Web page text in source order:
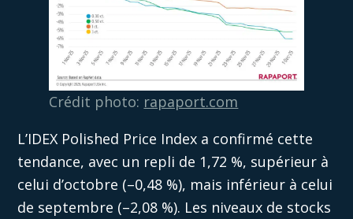
Crédit photo: rapaport.com
L’IDEX Polished Price Index a confirmé cette
tendance, avec un repli de 1,72 %, supérieur à
celui d’octobre (–0,48 %), mais inférieur à celui
de septembre (–2,08 %). Les niveaux de stocks